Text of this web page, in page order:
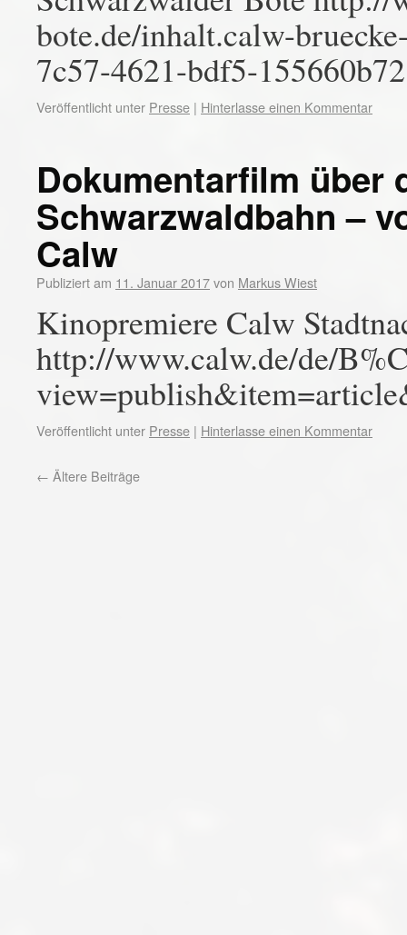
bote.de/inhalt.calw-
7c57-4621-bdf5-
Veröffentlicht unter Presse | Hinterlasse einen Kommentar
Dokumentarfilm über
Schwarzwaldbahn –
Calw
Publiziert am 11. Januar 2017von Markus Wiest
Kinopremiere Calw
http://www.calw.de/de/
Veröffentlicht unter Presse | Hinterlasse einen Kommentar
← Ältere Beiträge